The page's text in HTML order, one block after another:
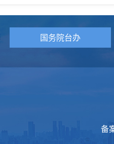
国务院台办
备